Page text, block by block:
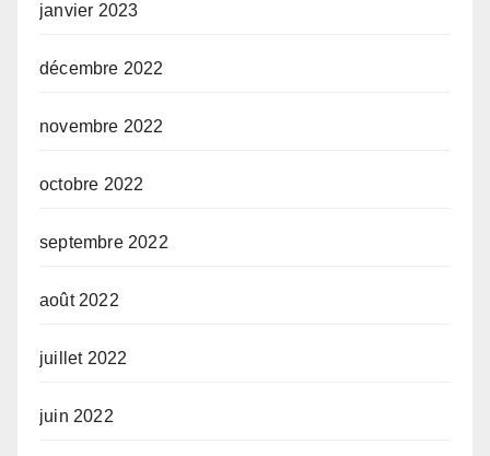
janvier 2023
décembre 2022
novembre 2022
octobre 2022
septembre 2022
août 2022
juillet 2022
juin 2022